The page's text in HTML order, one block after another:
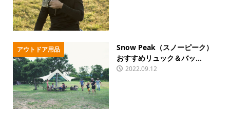
アウトドア用品
Snow Peak（スノーピーク）
おすすめリュック＆バッ...
2022.09.12